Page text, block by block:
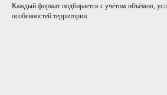
Каждый формат подбирается с учётом объёмов,
особенностей территории.